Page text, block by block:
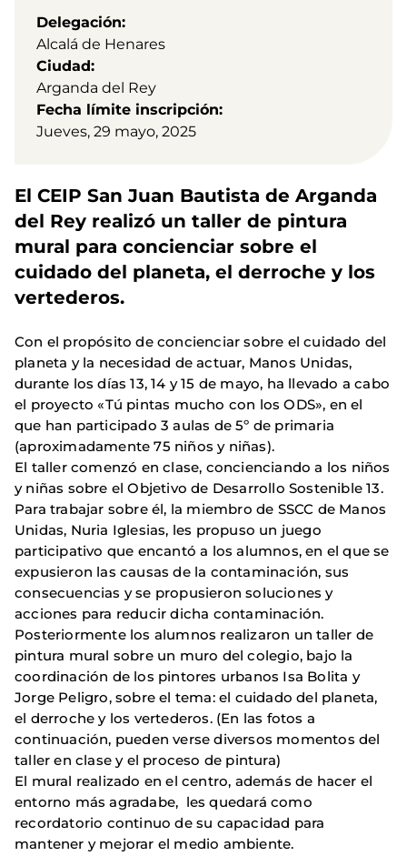
Delegación
Alcalá de Henares
Ciudad
Arganda del Rey
Fecha límite inscripción
Jueves, 29 mayo, 2025
El CEIP San Juan Bautista de Arganda
del Rey realizó un taller de pintura
mural para concienciar sobre el
cuidado del planeta, el derroche y los
vertederos.
Con el propósito de concienciar sobre el cuidado del
planeta y la necesidad de actuar, Manos Unidas,
durante los días 13, 14 y 15 de mayo, ha llevado a cabo
el proyecto «Tú pintas mucho con los ODS», en el
que han participado 3 aulas de 5º de primaria
(aproximadamente 75 niños y niñas).
El taller comenzó en clase, concienciando a los niños
y niñas sobre el Objetivo de Desarrollo Sostenible 13.
Para trabajar sobre él, la miembro de SSCC de Manos
Unidas, Nuria Iglesias, les propuso un juego
participativo que encantó a los alumnos, en el que se
expusieron las causas de la contaminación, sus
consecuencias y se propusieron soluciones y
acciones para reducir dicha contaminación.
Posteriormente los alumnos realizaron un taller de
pintura mural sobre un muro del colegio, bajo la
coordinación de los pintores urbanos Isa Bolita y
Jorge Peligro, sobre el tema: el cuidado del planeta,
el derroche y los vertederos. (En las fotos a
continuación, pueden verse diversos momentos del
taller en clase y el proceso de pintura)
El mural realizado en el centro, además de hacer el
entorno más agradabe, les quedará como
recordatorio continuo de su capacidad para
mantener y mejorar el medio ambiente.